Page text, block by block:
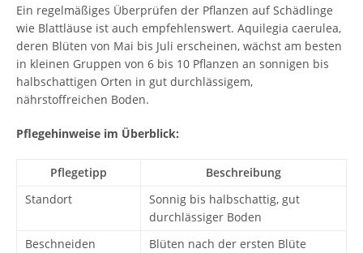
Ein regelmäßiges Überprüfen der Pflanzen auf Schädlinge
wie Blattläuse ist auch empfehlenswert. Aquilegia caerulea,
deren Blüten von Mai bis Juli erscheinen, wächst am besten
in kleinen Gruppen von 6 bis 10 Pflanzen an sonnigen bis
halbschattigen Orten in gut durchlässigem,
nährstoffreichen Boden.
Pflegehinweise im Überblick:
Pflegetipp
Beschreibung
Standort
Sonnig bis halbschattig, gut
durchlässiger Boden
Beschneiden
Blüten nach der ersten Blüte